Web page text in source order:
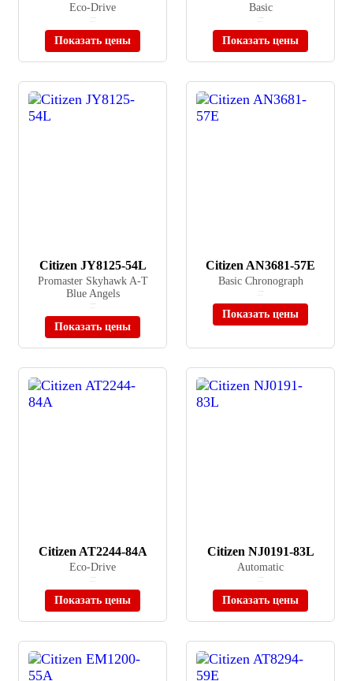
Eco-Drive
Показать цены
Basic
Показать цены
Citizen JY8125-54L
Promaster Skyhawk A-T
Blue Angels
Показать цены
Citizen AN3681-57E
Basic Chronograph
Показать цены
Citizen AT2244-84A
Eco-Drive
Показать цены
Citizen NJ0191-83L
Automatic
Показать цены